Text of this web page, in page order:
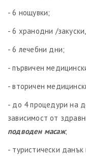
- 6 нощувки;
- 6 хранодни /
- 6 лечебни дни;
- първичен
- вторичен
- до 4 процедури на
зависимост от
подводен масаж;
- туристически данък